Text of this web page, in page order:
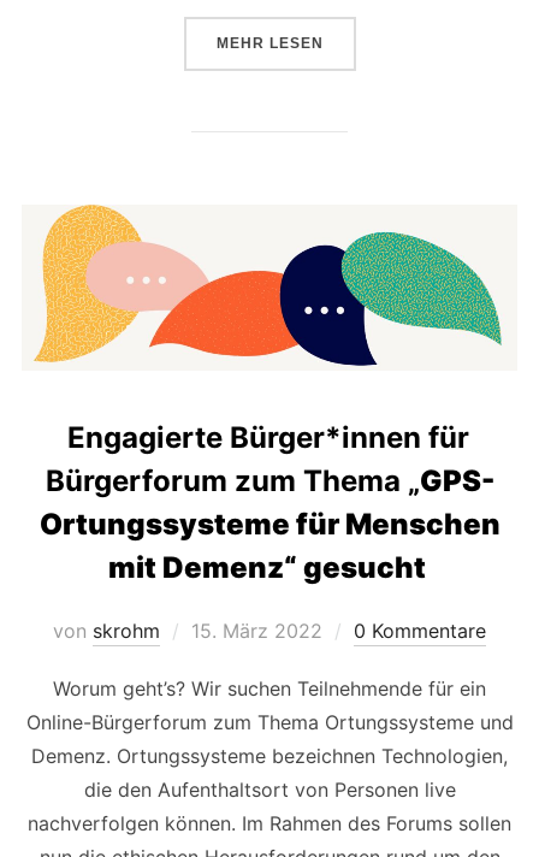
MEHR ÜBER „IM VIDEO: ONLINE-
LESEN
Engagierte Bürger*innen für
Bürgerforum zum Thema „GPS-
Ortungssysteme für Menschen
mit Demenz“ gesucht
von skrohm
Veröffentlicht
15. März 2022 0 Kommentare
Worum geht’s? Wir suchen Teilnehmende für ein
Online-Bürgerforum zum Thema Ortungssysteme und
Demenz. Ortungssysteme bezeichnen Technologien,
die den Aufenthaltsort von Personen live
nachverfolgen können. Im Rahmen des Forums sollen